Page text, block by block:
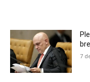
7